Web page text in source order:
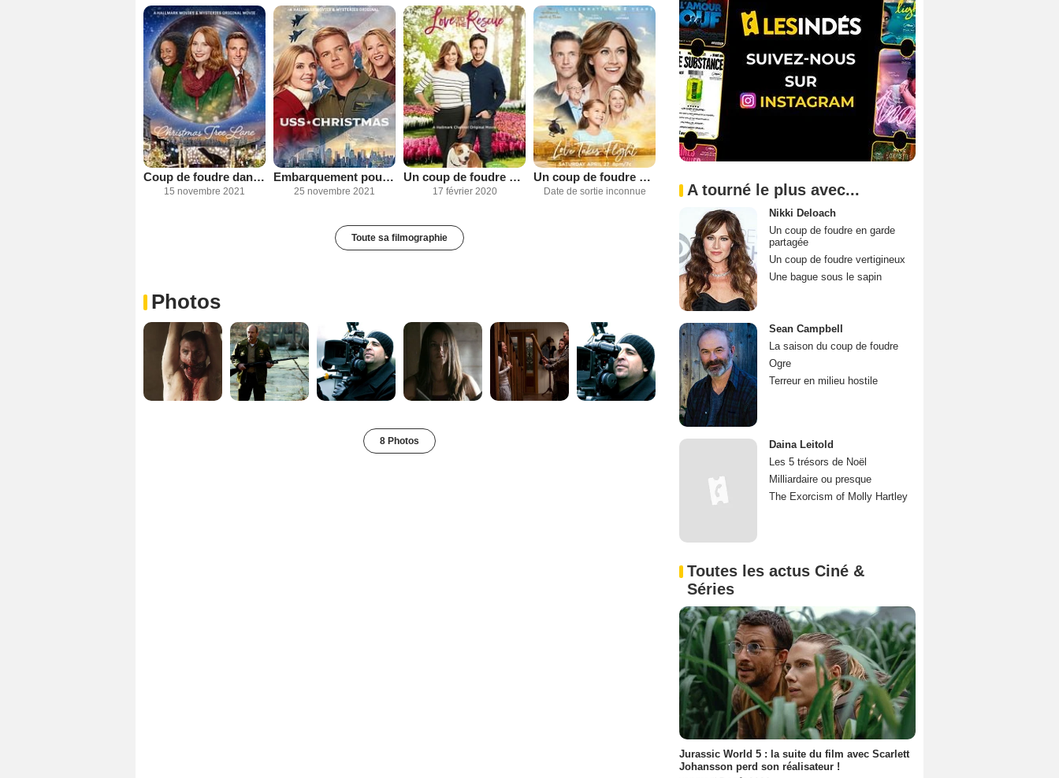
Coup de foudre dans l'allée des sapins
15 novembre 2021
Embarquement pour Noël
25 novembre 2021
Un coup de foudre en garde partagée
17 février 2020
Un coup de foudre vertigineux
Date de sortie inconnue
Toute sa filmographie
Photos
8 Photos
A tourné le plus avec...
Nikki Deloach
Un coup de foudre en garde
partagée
Un coup de foudre vertigineux
Une bague sous le sapin
Sean Campbell
La saison du coup de foudre
Ogre
Terreur en milieu hostile
Daina Leitold
Les 5 trésors de Noël
Milliardaire ou presque
The Exorcism of Molly Hartley
Toutes les actus Ciné &
Séries
Jurassic World 5 : la suite du film avec Scarlett
Johansson perd son réalisateur !